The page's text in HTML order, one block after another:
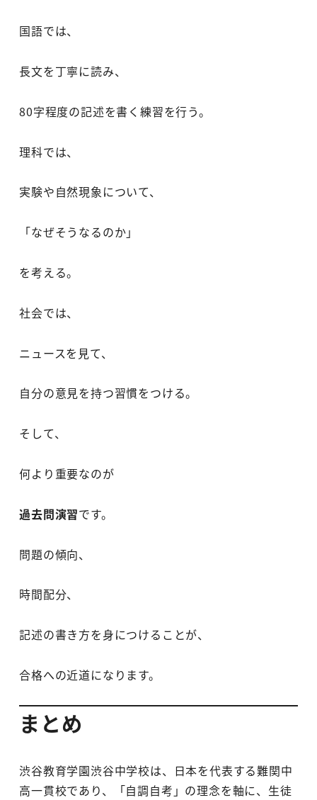
国語では、
長文を丁寧に読み、
80字程度の記述を書く練習を行う。
理科では、
実験や自然現象について、
「なぜそうなるのか」
を考える。
社会では、
ニュースを見て、
自分の意見を持つ習慣をつける。
そして、
何より重要なのが
過去問演習です。
問題の傾向、
時間配分、
記述の書き方を身につけることが、
合格への近道になります。
まとめ
渋谷教育学園渋谷中学校は、日本を代表する難関中
高一貫校であり、「自調自考」の理念を軸に、生徒